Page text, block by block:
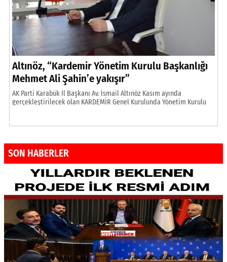
Altınöz, “Kardemir Yönetim Kurulu Başkanlığı
Mehmet Ali Şahin’e yakışır”
AK Parti Karabük İl Başkanı Av. İsmail Altınöz Kasım ayında
gerçekleştirilecek olan KARDEMİR Genel Kurulunda Yönetim Kurulu
İsmail Altınöz, “2003 yılında dönemin Başbakanı olan
ile Devlet Bakanı ve Başbakan Yardımcısı […]
SON HABERLER